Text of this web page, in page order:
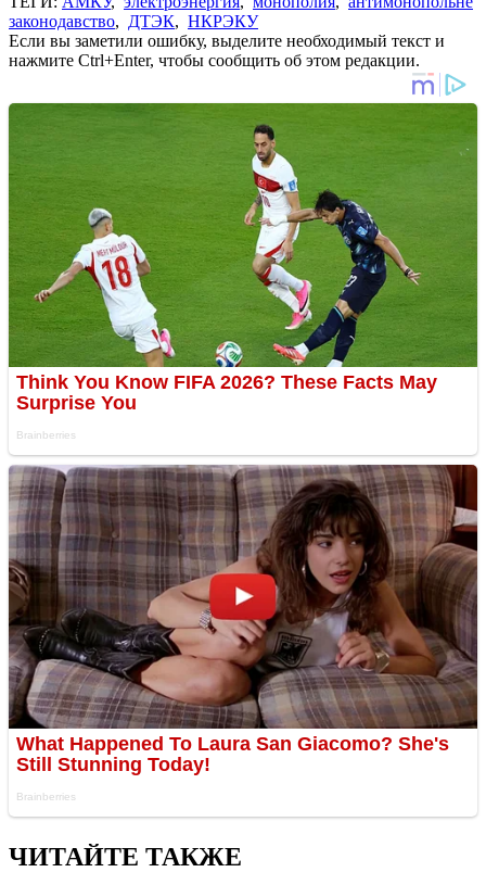
законодавство, ДТЭК, НКРЭКУ
Если вы заметили ошибку, выделите необходимый текст и
нажмите Ctrl+Enter, чтобы сообщить об этом редакции.
ЧИТАЙТЕ ТАКЖЕ